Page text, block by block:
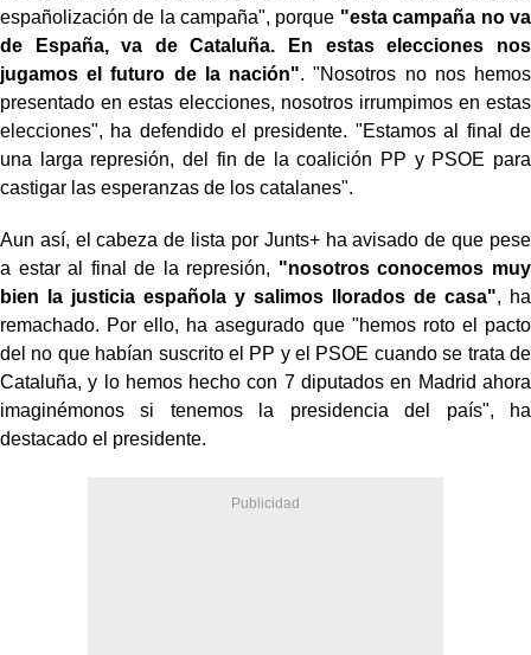
españolización de la campaña", porque "esta campaña no va
de España, va de Cataluña. En estas elecciones nos
jugamos el futuro de la nación". "Nosotros no nos hemos
presentado en estas elecciones, nosotros irrumpimos en estas
elecciones", ha defendido el presidente. "Estamos al final de
una larga represión, del fin de la coalición PP y PSOE para
castigar las esperanzas de los catalanes".
Aun así, el cabeza de lista por Junts+ ha avisado de que pese
a estar al final de la represión, "nosotros conocemos muy
bien la justicia española y salimos llorados de casa", ha
remachado. Por ello, ha asegurado que "hemos roto el pacto
del no que habían suscrito el PP y el PSOE cuando se trata de
Cataluña, y lo hemos hecho con 7 diputados en Madrid ahora
imaginémonos si tenemos la presidencia del país", ha
destacado el presidente.